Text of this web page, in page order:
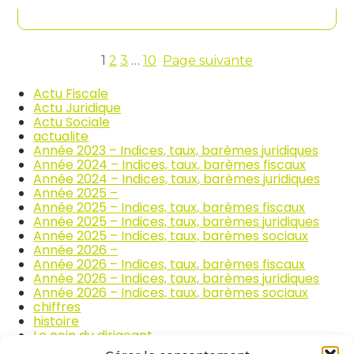
m
e
l
a
r
p
a
r
t
i
o
u
i
e
r
i
x
d
e
s
p
r
o
d
u
i
s
1 2 3 … 10 Page suivante
Actu Fiscale
Actu Juridique
Actu Sociale
actualite
Année 2023 – Indices, taux, barèmes juridiques
Année 2024 – Indices, taux, barèmes fiscaux
Année 2024 – Indices, taux, barèmes juridiques
Année 2025 –
Année 2025 – Indices, taux, barèmes fiscaux
Année 2025 – Indices, taux, barèmes juridiques
Année 2025 – Indices, taux, barèmes sociaux
Année 2026 –
Année 2026 – Indices, taux, barèmes fiscaux
Année 2026 – Indices, taux, barèmes juridiques
Année 2026 – Indices, taux, barèmes sociaux
chiffres
histoire
Le coin du dirigeant